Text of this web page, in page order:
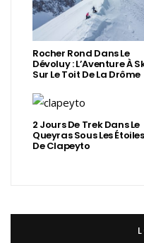
Rocher Rond Dans Le
Dévoluy : L’Aventure À
Sur Le Toit De La Drôme
2 Jours De Trek Dans Le
Queyras Sous Les Étoiles
De Clapeyto